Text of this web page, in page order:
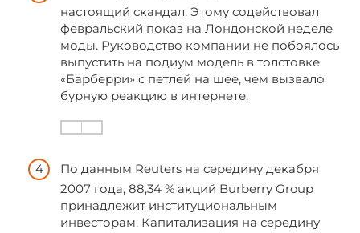
настоящий скандал. Этому содействовал
февральский показ на Лондонской неделе
моды. Руководство компании не побоялось
выпустить на подиум модель в толстовке
«Барберри» с петлей на шее, чем вызвало
бурную реакцию в интернете.
По данным Reuters на середину декабря
2007 года, 88,34 % акций Burberry Group
принадлежит институциональным
инвесторам. Капитализация на середину